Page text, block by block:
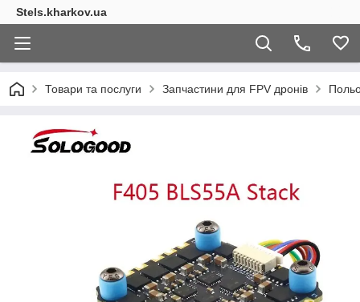
Stels.kharkov.ua
Товари та послуги Запчастини для FPV дронів